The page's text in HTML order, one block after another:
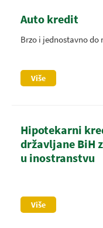
Auto kredit
Brzo i jednostavno do
Više
Hipotekarni
državljane BiH
u inostranstvu
Više